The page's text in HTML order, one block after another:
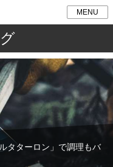
MENU
タターロン」で調理もバ